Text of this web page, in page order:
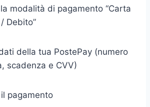
modalità di pagamento “Carta
Debito”
della tua PostePay (numero
scadenza e CVV)
pagamento